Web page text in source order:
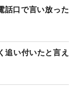
話口で言い放った
追い付いたと言え